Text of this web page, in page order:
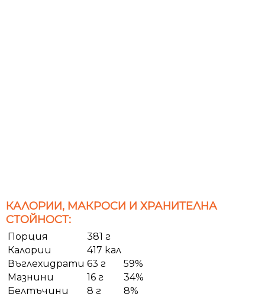
КАЛОРИИ, МАКРОСИ И ХРАНИТЕЛНА
СТОЙНОСТ:
Порция
381 г
Калории
417 кал
Въглехидрати 63 г
59%
Мазнини
16 г
34%
Белтъчини
8 г
8%